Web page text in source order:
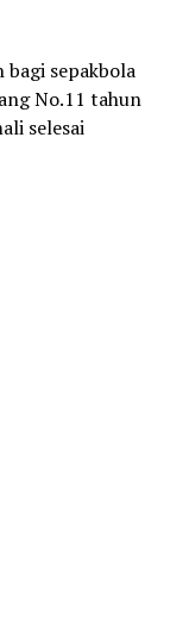
bagi sepakbola
No.11 tahun
selesai